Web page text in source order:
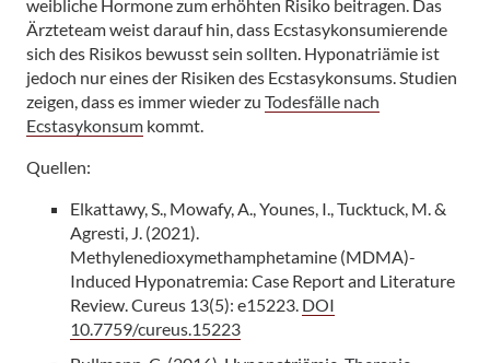
weibliche Hormone zum erhöhten Risiko beitragen. Das
Ärzteteam weist darauf hin, dass Ecstasykonsumierende
sich des Risikos bewusst sein sollten. Hyponatriämie ist
jedoch nur eines der Risiken des Ecstasykonsums. Studien
zeigen, dass es immer wieder zu Todesfälle nach
Ecstasykonsum kommt.
Quellen:
Elkattawy, S., Mowafy, A., Younes, I., Tucktuck, M. &
Agresti, J. (2021).
Methylenedioxymethamphetamine (MDMA)-
Induced Hyponatremia: Case Report and Literature
Review. Cureus 13(5): e15223. DOI
10.7759/cureus.15223